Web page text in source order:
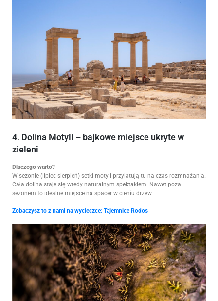
4. Dolina Motyli – bajkowe miejsce ukryte w
zieleni
Dlaczego warto?
W sezonie (lipiec-sierpień) setki motyli przylatują tu na czas rozmnażania.
Cała dolina staje się wtedy naturalnym spektaklem. Nawet poza
sezonem to idealne miejsce na spacer w cieniu drzew.
Zobaczysz to z nami na wycieczce: Tajemnice Rodos